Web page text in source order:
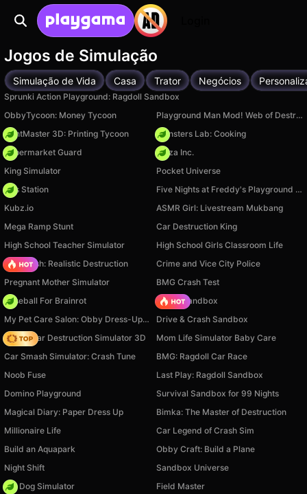
Jogos de Simulação
Simulação de Vida Casa Trator Negócios
Sprunki Action Playground: Ragdoll Sandbox
ObbyTycoon: Money Tycoon
Playground Man Mod! Web of Destruction!
PrintMaster 3D: Printing Tycoon
Monsters Lab: Cooking
Supermarket Guard
Pizza Inc.
King Simulator
Pocket Universe
Gas Station
Five Nights at Freddy's Playground Sandbox
Kubz.io
ASMR Girl: Livestream Mukbang
Mega Ramp Stunt
Car Destruction King
High School Teacher Simulator
High School Girls Classroom Life
Car Crush: Realistic Destruction
Crime and Vice City Police
Pregnant Mother Simulator
BMG Crash Test
Baseball For Brainrot
Melon Sandbox
My Pet Care Salon: Obby Dress-Up 3D
Drive & Crash Sandbox
Online Car Destruction Simulator 3D
Mom Life Simulator Baby Care
Car Smash Simulator: Crash Tune
BMG: Ragdoll Car Race
Noob Fuse
Last Play: Ragdoll Sandbox
Domino Playground
Survival Sandbox for 99 Nights
Magical Diary: Paper Dress Up
Bimka: The Master of Destruction
Millionaire Life
Car Legend of Crash Sim
Build an Aquapark
Obby Craft: Build a Plane
Night Shift
Sandbox Universe
Pet Dog Simulator
Field Master